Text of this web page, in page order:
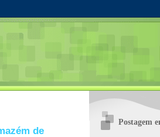
de
Postagem